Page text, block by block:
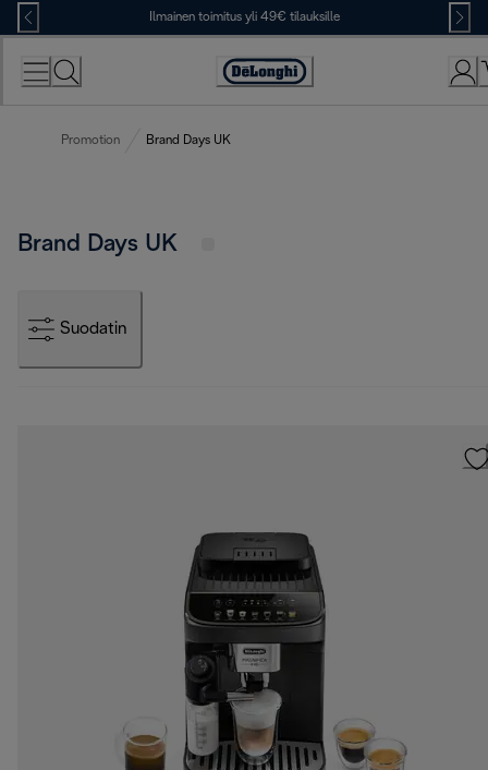
Skip
to
Content
Ilmainen toimitus yli 49€ tilauksille
Accessibility
Promotion Brand Days UK
Brand Days UK
Suodatin